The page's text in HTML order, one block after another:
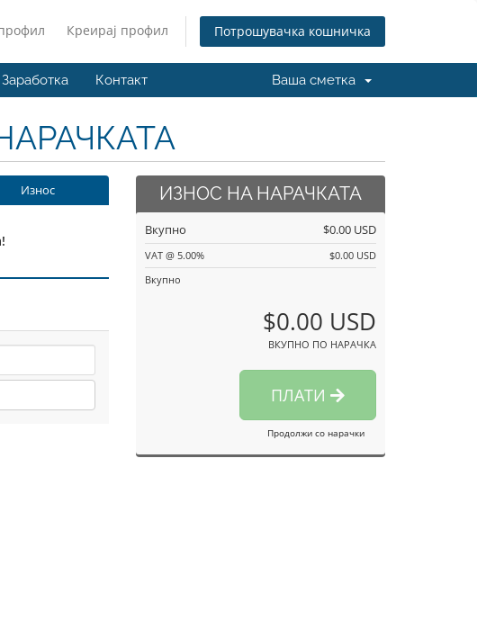
Креирај профил Потрошувачка кошничка
Заработка Контакт Ваша сметка
Износ ИЗНОС НА НАРАЧКАТА
Вкупно $0.00 USD
VAT @ 5.00%
$0.00 USD
Вкупно
$0.00 USD
ВКУПНО ПО НАРАЧКА
ПЛАТИ
Продолжи со нарачки